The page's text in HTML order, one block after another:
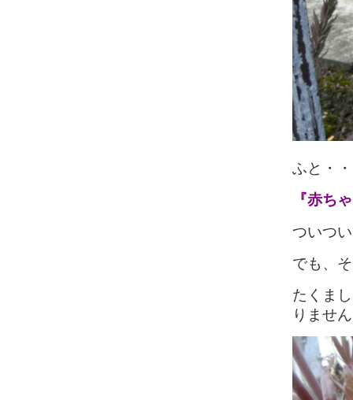
ふと・
『赤ち
ついつ
でも、
たくま
りませ